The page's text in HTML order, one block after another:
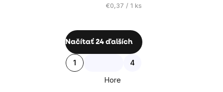
Jednotková
€0,37 / 1 ks
Ovládacie
výpisu
Načítať 24 ďalších
Stránkovanie
1 4
Hore